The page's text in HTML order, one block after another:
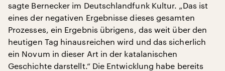
sagte Bernecker im Deutschlandfunk Kultur. „Das ist
eines der negativen Ergebnisse dieses gesamten
Prozesses, ein Ergebnis übrigens, das weit über den
heutigen Tag hinausreichen wird und das sicherlich
ein Novum in dieser Art in der katalanischen
Geschichte darstellt.“ Die Entwicklung habe bereits